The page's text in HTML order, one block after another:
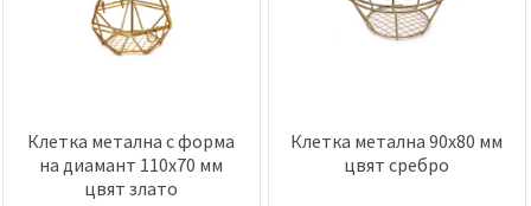
Клетка метална с форма
на диамант 110x70 мм
цвят злато
Клетка метална 90x80 мм
цвят сребро